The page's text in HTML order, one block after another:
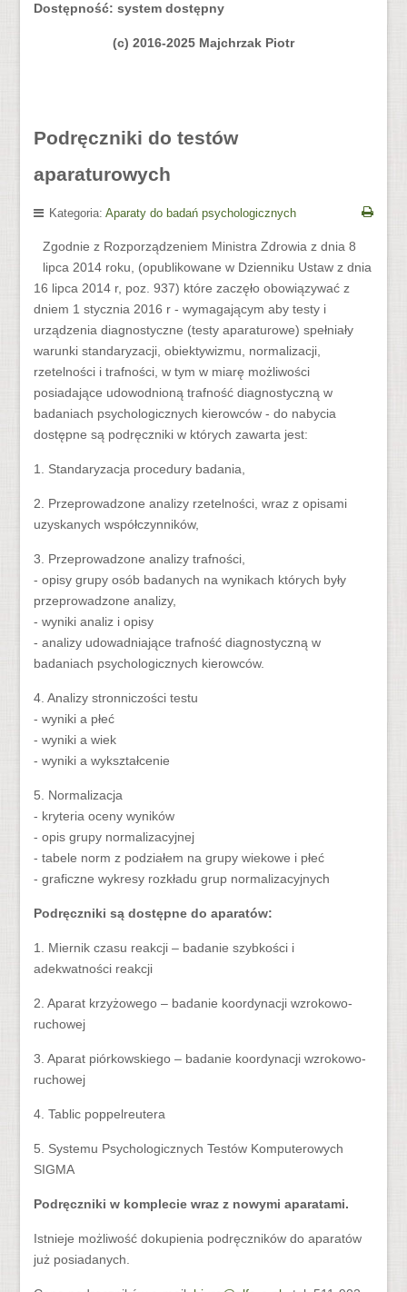
Dostępność: system dostępny
(c) 2016-2025 Majchrzak Piotr
Podręczniki do testów
aparaturowych
Kategoria: Aparaty do badań psychologicznych
Zgodnie z Rozporządzeniem Ministra Zdrowia z dnia 8
lipca 2014 roku, (opublikowane w Dzienniku Ustaw z dnia
16 lipca 2014 r, poz. 937) które zaczęło obowiązywać z
dniem 1 stycznia 2016 r - wymagającym aby testy i
urządzenia diagnostyczne (testy aparaturowe) spełniały
warunki standaryzacji, obiektywizmu, normalizacji,
rzetelności i trafności, w tym w miarę możliwości
posiadające udowodnioną trafność diagnostyczną w
badaniach psychologicznych kierowców - do nabycia
dostępne są podręczniki w których zawarta jest:
1. Standaryzacja procedury badania,
2. Przeprowadzone analizy rzetelności, wraz z opisami
uzyskanych współczynników,
3. Przeprowadzone analizy trafności,
- opisy grupy osób badanych na wynikach których były
przeprowadzone analizy,
- wyniki analiz i opisy
- analizy udowadniające trafność diagnostyczną w
badaniach psychologicznych kierowców.
4. Analizy stronniczości testu
- wyniki a płeć
- wyniki a wiek
- wyniki a wykształcenie
5. Normalizacja
- kryteria oceny wyników
- opis grupy normalizacyjnej
- tabele norm z podziałem na grupy wiekowe i płeć
- graficzne wykresy rozkładu grup normalizacyjnych
Podręczniki są dostępne do aparatów:
1. Miernik czasu reakcji – badanie szybkości i
adekwatności reakcji
2. Aparat krzyżowego – badanie koordynacji wzrokowo-
ruchowej
3. Aparat piórkowskiego – badanie koordynacji wzrokowo-
ruchowej
4. Tablic poppelreutera
5. Systemu Psychologicznych Testów Komputerowych
SIGMA
Podręczniki w komplecie wraz z nowymi aparatami.
Istnieje możliwość dokupienia podręczników do aparatów
już posiadanych.